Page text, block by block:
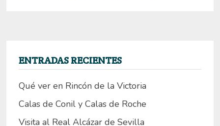
ENTRADAS RECIENTES
Qué ver en Rincón de la Victoria
Calas de Conil y Calas de Roche
Visita al Real Alcázar de Sevilla